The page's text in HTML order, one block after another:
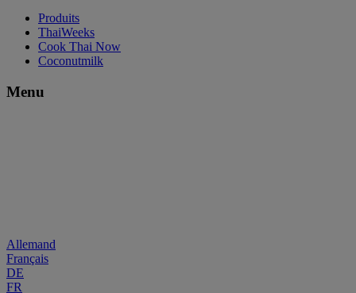
Produits
ThaiWeeks
Cook Thai Now
Coconutmilk
Menu
Allemand
Français
DE
FR